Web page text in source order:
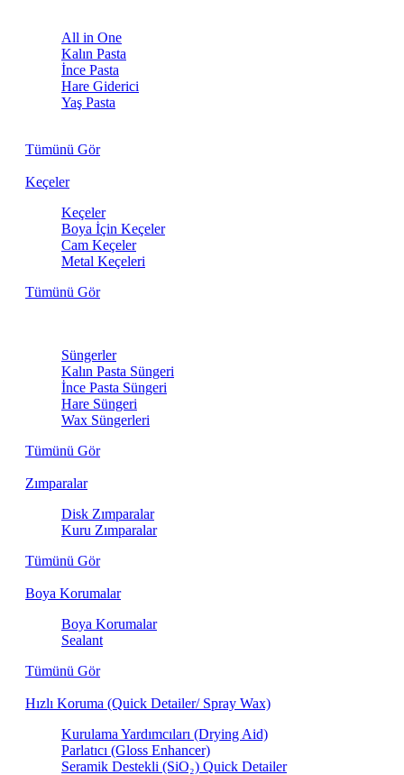
All in One
Kalın Pasta
İnce Pasta
Hare Giderici
Yaş Pasta
Tümünü Gör
Keçeler
Keçeler
Boya İçin Keçeler
Cam Keçeler
Metal Keçeleri
Tümünü Gör
Süngerler
Kalın Pasta Süngeri
İnce Pasta Süngeri
Hare Süngeri
Wax Süngerleri
Tümünü Gör
Zımparalar
Disk Zımparalar
Kuru Zımparalar
Tümünü Gör
Boya Korumalar
Boya Korumalar
Sealant
Tümünü Gör
Hızlı Koruma (Quick Detailer/ Spray Wax)
Kurulama Yardımcıları (Drying Aid)
Parlatıcı (Gloss Enhancer)
Seramik Destekli (SiO₂) Quick Detailer